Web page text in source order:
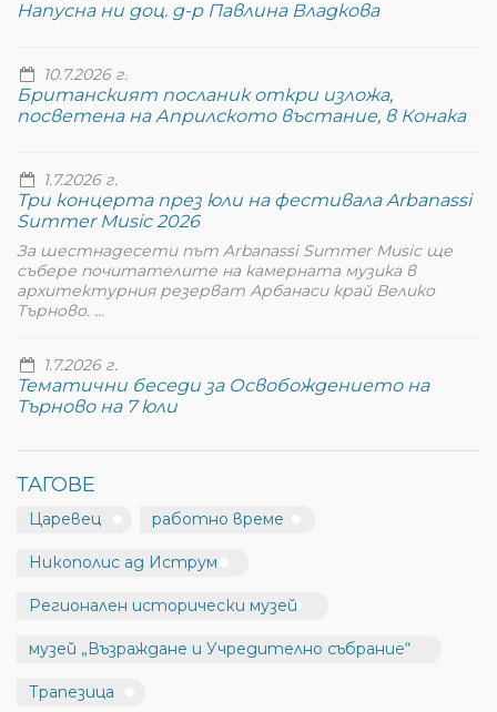
Напусна ни доц. д-р Павлина Владкова
10.7.2026 г.
Британският посланик откри изложа,
посветена на Априлското въстание, в Конака
1.7.2026 г.
Три концерта през юли на фестивала Arbanassi
Summer Music 2026
За шестнадесети път Arbanassi Summer Music ще
събере почитателите на камерната музика в
архитектурния резерват Арбанаси край Велико
Търново. ...
1.7.2026 г.
Тематични беседи за Освобождението на
Търново на 7 юли
ТАГОВЕ
Царевец работно време
Никополис ад Иструм
Регионален исторически музей
музей „Възраждане и Учредително събрание“
Трапезица